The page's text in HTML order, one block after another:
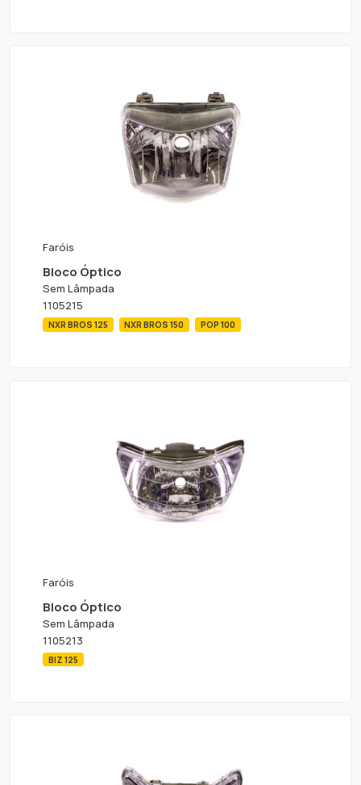
Faróis
Bloco Óptico
Sem Lâmpada
1105215
NXR BROS 125 NXR BROS 150 POP 100
Faróis
Bloco Óptico
Sem Lâmpada
1105213
BIZ 125